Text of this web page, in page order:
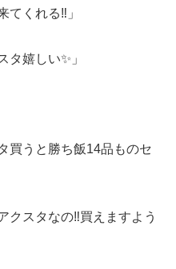
てくれる‼️」
タ嬉しい✨」
買うと勝ち飯14品ものセ
クスタなの‼️買えますよう